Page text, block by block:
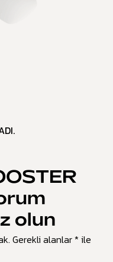
olun
Gerekli alanlar* ile